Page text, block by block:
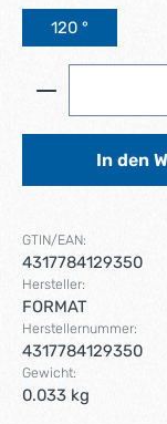
120 °
Produkt
In den
GTIN/EAN:
4317784129350
Hersteller:
FORMAT
Herstellernummer:
4317784129350
Gewicht:
0.033 kg